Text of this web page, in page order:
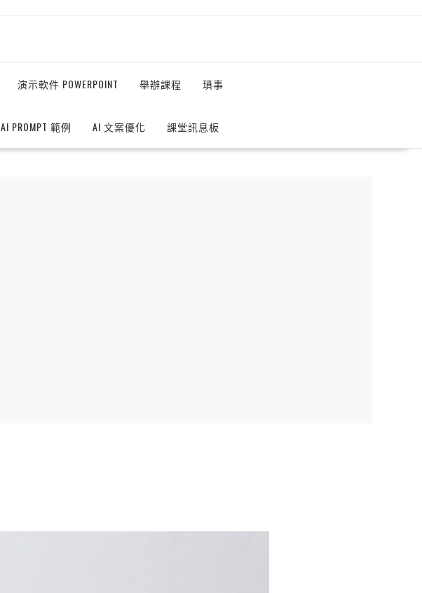
演示軟件 POWERPOINT 舉辦課程 瑣事
AI PROMPT 範例 AI 文案優化 課堂訊息板